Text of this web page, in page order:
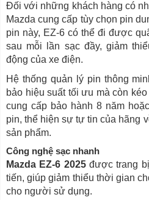
Đối với những khách hàng có
Mazda cung cấp tùy chọn pin
pin này, EZ-6 có thể đi được
sau mỗi lần sạc đầy, giảm
động của xe điện.
Hệ thống quản lý pin thông
bảo hiệu suất tối ưu mà còn
cung cấp bảo hành 8 năm
pin, thể hiện sự tự tin của hãng
sản phẩm.
Công nghệ sạc nhanh
Mazda EZ-6 2025được trang bị
tiến, giúp giảm thiểu thời gian
cho người sử dụng.